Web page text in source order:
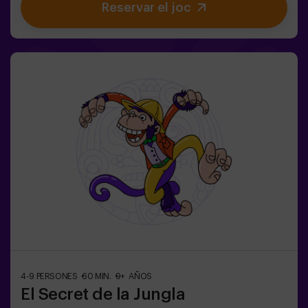
ningú ho ha aconseguit encara en tota la historia de la
màgia! Us espera la misió complicada de salvar el
monitor (consulta'ns les condicions).⚠️ Passes estrets
⚠️ 🧩 Nivell de dificultat: fàcil.
Reservar el joc
4-9 PERSONES 60 MIN. 9+ AÑOS
El Secret de la Jungla